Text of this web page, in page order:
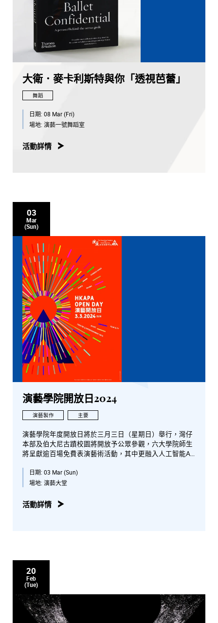
大衛．麥卡利斯特與你「透視芭蕾」
舞蹈
日期: 08 Mar (Fri)
場地: 演藝一號舞蹈室
活動詳情
03
Mar
(Sun)
演藝學院開放日2024
演藝製作 主要
演藝學院年度開放日將於三月三日（星期日）舉行，灣仔
本部及伯大尼古蹟校園將開放予公眾參觀，六大學院師生
將呈獻逾百場免費表演藝術活動，其中更融入人工智能AI
動。
演出、中樂及西樂音樂會、音樂劇、戲劇、中國戲曲選段
為各學院製作主角的滋味，並獲數碼照片作紀念。
演藝學院誠邀公眾人士蒞臨參與，一同探索融合AI與藝術
科技的獨特表演藝術之旅！
免費入場，毋須報名。
日期: 03 Mar (Sun)
場地: 演藝大堂
活動詳情
20
Feb
(Tue)